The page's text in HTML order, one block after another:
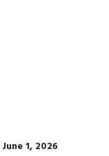
June 1, 2026